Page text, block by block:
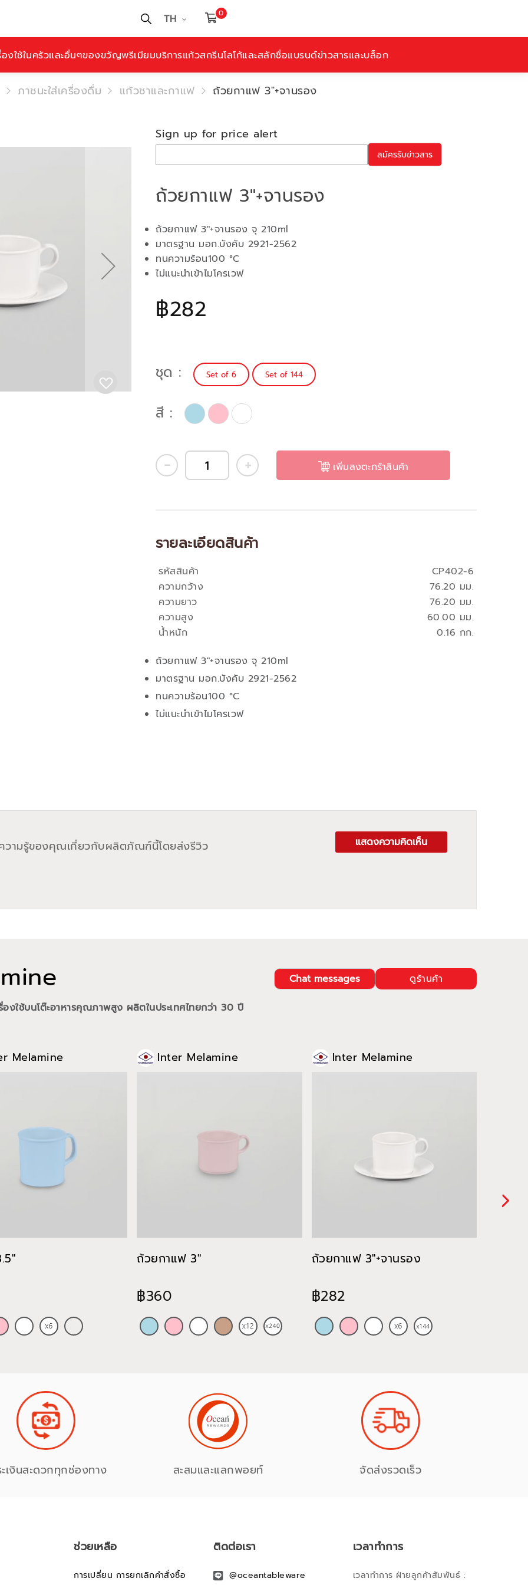
TH 0
องใช้ในครัวและอื่นๆของขวัญพรีเมียมบริการแก้วสกรีนโลโก้และสลักชื่อแบรนด์ข่าวสารและบล็อก
ภาชนะใส่เครื่องดื่ม แก้วชาและกาแฟ ถ้วยกาแฟ 3"+จานรอง
ถ้วยกาแฟ 3"+จานรอง
฿282
ถ้วยกาแฟ 3"+จานรอง จุ 210ml
มาตรฐาน มอก.บังคับ 2921-2562
ทนความร้อน100 °C
ไม่แนะนำเข้าไมโครเวฟ
Sign up for price alert
สมัครรับข่าวสาร
ชุด Set of 6 Set of 144
สี
เพิ่มลงตะกร้าสินค้า
ถ้วยกาแฟ 3"+จานรอง จุ 210ml
มาตรฐาน มอก.บังคับ 2921-2562
ทนความร้อน100 °C
ไม่แนะนำเข้าไมโครเวฟ
รายละเอียดสินค้า
คุณสมบัติ
ความสูง 60.00 มม.
รหัสสินค้า CP402-6
น้ำหนัก 0.16 กก.
ความกว้าง
76.20 มม.
ความยาว
76.20 มม.
ดูร้านค้า
Chat messages
งใช้บนโต๊ะอาหารคุณภาพสูง ผลิตในประเทศไทยกว่า 30 ปี
Melamine Inter Melamine
ถ้วยกาแฟ 3"
฿360
Inter Melamine
ถ้วยกาแฟ 3"+จานรอง
฿282
ามรู้ของคุณเกี่ยวกับผลิตภัณฑ์นี้โดยส่งรีวิว แสดงความคิดเห็น
เงินสะดวกทุกช่องทาง สะสมและแลกพอยท์ จัดส่งรวดเร็ว
ช่วยเหลือ
การเปลี่ยน การยกเลิกคำสั่งซื้อ
ติดต่อเรา
@oceantableware
เวลาทำการ
เวลาทำการ ฝ่ายลูกค้าสัมพันธ์ :